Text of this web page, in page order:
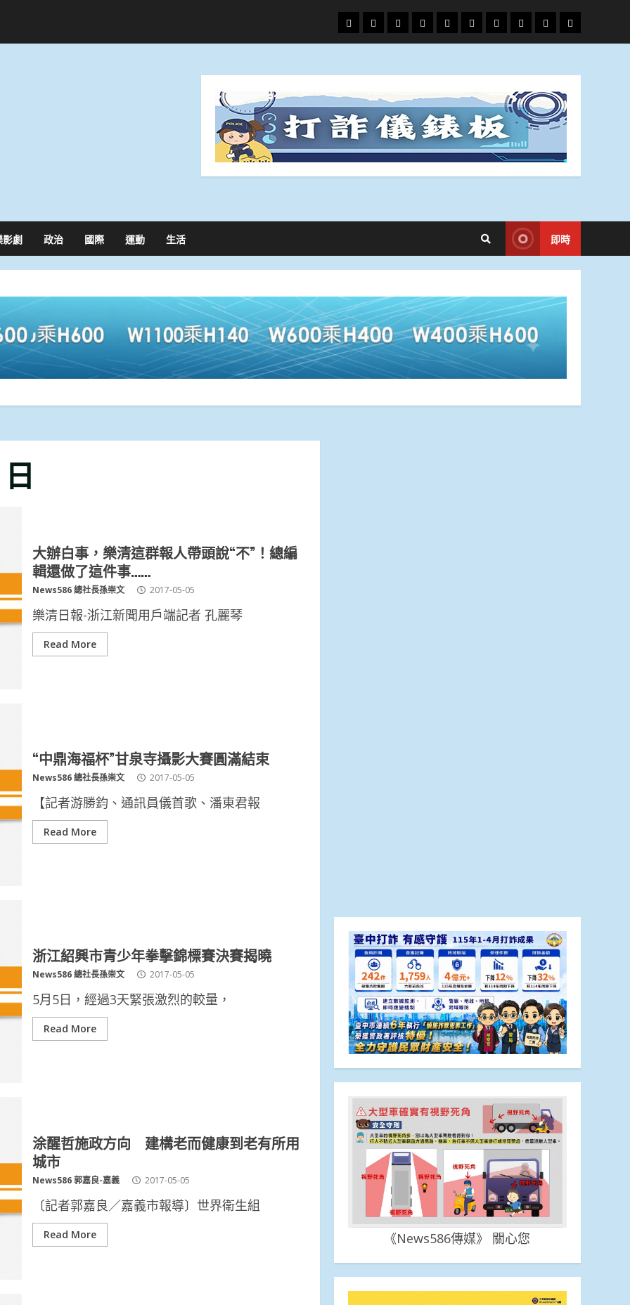
頭
條
財
經
地
方.
文
教.
專
題
娛
樂
政
治
國
際
運
動
生
活
影劇 政治 國際 運動 生活 即時
大辦白事，樂清這群報人帶頭說“不”！總編
輯還做了這件事……
News586 總社長孫崇文 2017-05-05
樂清日報-浙江新聞用戶端記者 孔麗琴
Read More
“中鼎海福杯”甘泉寺攝影大賽圓滿結束
News586 總社長孫崇文 2017-05-05
【記者游勝鈞、通訊員儀首歌、潘東君報
Read More
浙江紹興市青少年拳擊錦標賽決賽揭曉
News586 總社長孫崇文 2017-05-05
5月5日，經過3天緊張激烈的較量，
Read More
涂醒哲施政方向 建構老而健康到老有所用
城市
News586 郭嘉良-嘉義 2017-05-05
〔記者郭嘉良／嘉義市報導〕世界衛生組
Read More 《News586傳媒》 關心您